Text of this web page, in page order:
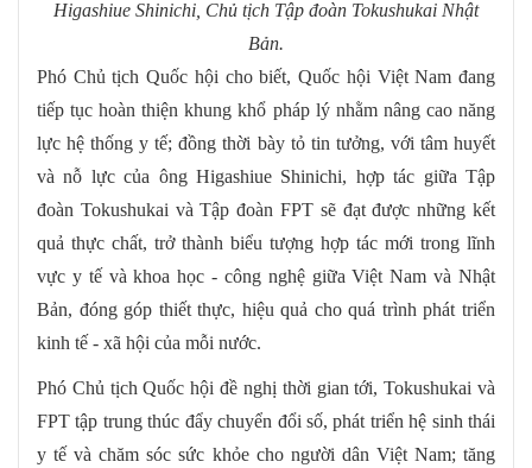
Higashiue Shinichi, Chủ tịch Tập đoàn Tokushukai Nhật
Bản.
Phó Chủ tịch Quốc hội cho biết, Quốc hội Việt Nam đang
tiếp tục hoàn thiện khung khổ pháp lý nhằm nâng cao năng
lực hệ thống y tế; đồng thời bày tỏ tin tưởng, với tâm huyết
và nỗ lực của ông Higashiue Shinichi, hợp tác giữa Tập
đoàn Tokushukai và Tập đoàn FPT sẽ đạt được những kết
quả thực chất, trở thành biểu tượng hợp tác mới trong lĩnh
vực y tế và khoa học - công nghệ giữa Việt Nam và Nhật
Bản, đóng góp thiết thực, hiệu quả cho quá trình phát triển
kinh tế - xã hội của mỗi nước.
Phó Chủ tịch Quốc hội đề nghị thời gian tới, Tokushukai và
FPT tập trung thúc đẩy chuyển đổi số, phát triển hệ sinh thái
y tế và chăm sóc sức khỏe cho người dân Việt Nam; tăng